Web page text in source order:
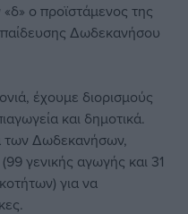
ο προϊστάμενος της
Δωδεκανήσου
έχουμε διορισμούς
και δημοτικά.
των Δωδεκανήσων,
γενικής αγωγής και 31
για να